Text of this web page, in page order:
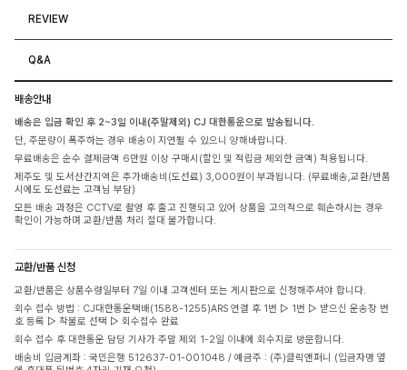
REVIEW
Q&A
배송안내
배송은 입금 확인 후 2~3일 이내(주말제외) CJ 대한통운으로 발송됩니다.
단, 주문량이 폭주하는 경우 배송이 지연될 수 있으니 양해바랍니다.
무료배송은 순수 결제금액 6만원 이상 구매시(할인 및 적립금 제외한 금액) 적용됩니다.
제주도 및 도서산간지역은 추가배송비(도선료) 3,000원이 부과됩니다. (무료배송,교환/반품
시에도 도선료는 고객님 부담)
모든 배송 과정은 CCTV로 촬영 후 출고 진행되고 있어 상품을 고의적으로 훼손하시는 경우
확인이 가능하며 교환/반품 처리 절대 불가합니다.
교환/반품 신청
교환/반품은 상품수령일부터 7일 이내 고객센터 또는 게시판으로 신청해주셔야 합니다.
회수 접수 방법 : CJ대한통운택배(1588-1255)ARS 연결 후 1번 ▷ 1번 ▷ 받으신 운송장 번
호 등록 ▷ 착불로 선택 ▷ 회수접수 완료
회수 접수 후 대한통운 담당 기사가 주말 제외 1-2일 이내에 회수지로 방문합니다.
배송비 입금계좌 : 국민은행 512637-01-001048 / 예금주 : (주)클릭앤퍼니 (입금자명 옆